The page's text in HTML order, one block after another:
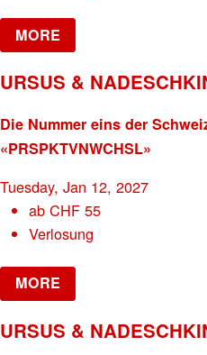
MORE
URSUS &
Die Nummer eins der
«PRSPKTVNWCHSL»
Tuesday, Jan 12, 2027
abCHF 55
Verlosung
MORE
URSUS &